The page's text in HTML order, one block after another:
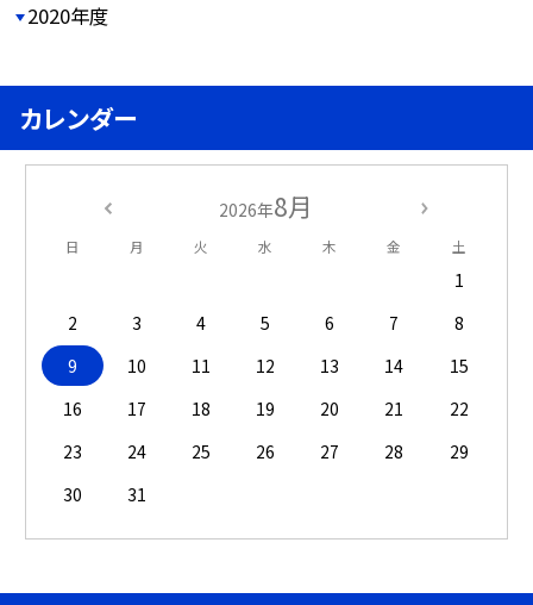
2020年度
カレンダー
2026年8月
日 月 火 水 木 金 土
1
2
3 4 5 6 7
8
9
10 11 12 13 14
15
16
17 18 19 20 21
22
23
24 25 26 27 28
29
30
31